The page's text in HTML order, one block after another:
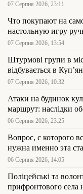
07 Серпня 2026, 23:11
Что покупают на
настольную игру
07 Серпня 2026, 13:54
Штурмові групи в
відбувається в
07 Серпня 2026, 10:32
Атаки на будинок
маршрут: наслідки
06 Серпня 2026, 23:25
Вопрос, с которого
нужна именно эта
06 Серпня 2026, 14:05
Поліцейські та
прифронтового села